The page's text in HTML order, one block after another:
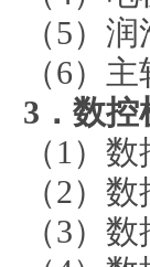
（5）润
（6）主
3．数
（1）
（2）数
（3）数